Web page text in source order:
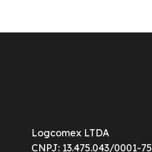
Logcomex LTDA
CNPJ: 13.475.043/0001-75